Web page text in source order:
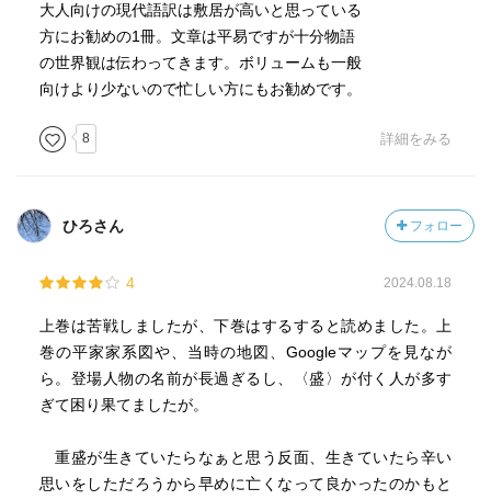
大人向けの現代語訳は敷居が高いと思っている
方にお勧めの1冊。文章は平易ですが十分物語
の世界観は伝わってきます。ボリュームも一般
向けより少ないので忙しい方にもお勧めです。
8 詳細をみる
ひろさん フォロー
4 2024.08.18
上巻は苦戦しましたが、下巻はするすると読めました。上
巻の平家家系図や、当時の地図、Googleマップを見なが
ら。登場人物の名前が長過ぎるし、〈盛〉が付く人が多す
ぎて困り果てましたが。
重盛が生きていたらなぁと思う反面、生きていたら辛い
思いをしただろうから早めに亡くなって良かったのかもと